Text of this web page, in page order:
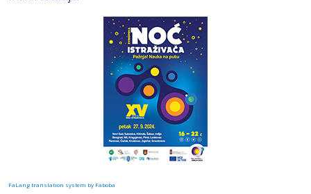
FaLang translation system by Faboba